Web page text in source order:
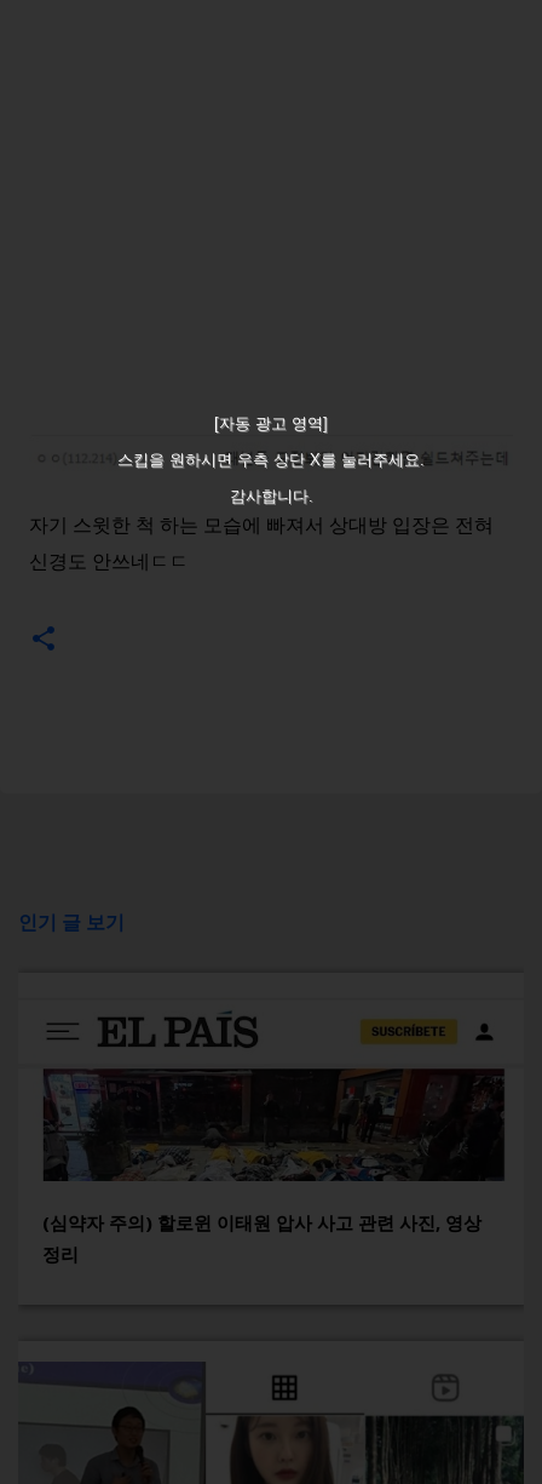
자기 스윗한 척 하는 모습에 빠져서 상대방 입장은 전혀
신경도 안쓰네ㄷㄷ
[자동 광고 영역]
스킵을 원하시면 우측 상단 X를 눌러주세요.
감사합니다.
인기 글 보기
(심약자 주의) 할로윈 이태원 압사 사고 관련 사진, 영상
정리